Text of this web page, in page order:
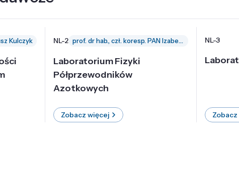
Kulczyk NL-2 prof. dr hab., czł. koresp. PAN Izabella Grzegory
Laboratorium Fizyki
Półprzewodników
Azotkowych
Zobacz więcej
NL-3